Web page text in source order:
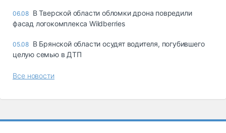
06.08 В Тверской области обломки дрона повредили
фасад логокомплекса Wildberries
05.08 В Брянской области осудят водителя, погубившего
целую семью в ДТП
Все новости